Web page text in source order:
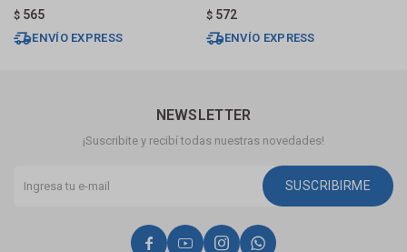
$ 565
ENVÍO EXPRESS
$ 572
ENVÍO EXPRESS
NEWSLETTER
¡Suscribite y recibí todas nuestras novedades!
SUSCRIBIRME
   